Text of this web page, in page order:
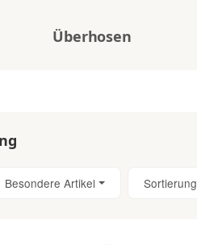
Überhosen
Besondere Artikel Sortierung